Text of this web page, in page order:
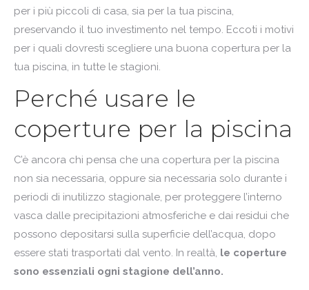
per i più piccoli di casa, sia per la tua piscina,
preservando il tuo investimento nel tempo. Eccoti i motivi
per i quali dovresti scegliere una buona copertura per la
tua piscina, in tutte le stagioni.
Perché usare le
coperture per la piscina
C’è ancora chi pensa che una copertura per la piscina
non sia necessaria, oppure sia necessaria solo durante i
periodi di inutilizzo stagionale, per proteggere l’interno
vasca dalle precipitazioni atmosferiche e dai residui che
possono depositarsi sulla superficie dell’acqua, dopo
essere stati trasportati dal vento. In realtà, le coperture
sono essenziali ogni stagione dell’anno.